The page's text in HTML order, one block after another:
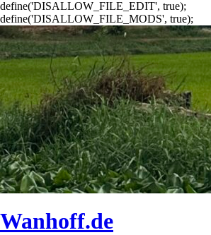
define('DISALLOW_FILE_EDIT', true);
define('DISALLOW_FILE_MODS', true);
Wanhoff.de